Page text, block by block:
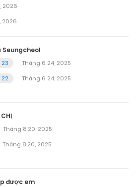
2026
2026
Seungcheol
Tháng 6 24, 2025
Tháng 6 24, 2025
CHỊ
Tháng 8 20, 2025
Tháng 8 20, 2025
được em